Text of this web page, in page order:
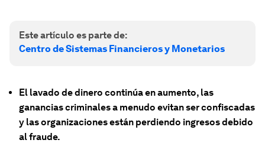
Este artículo es parte de:
Centro de Sistemas Financieros y Monetarios
El lavado de dinero continúa en aumento, las
ganancias criminales a menudo evitan ser confiscadas
y las organizaciones están perdiendo ingresos debido
al fraude.